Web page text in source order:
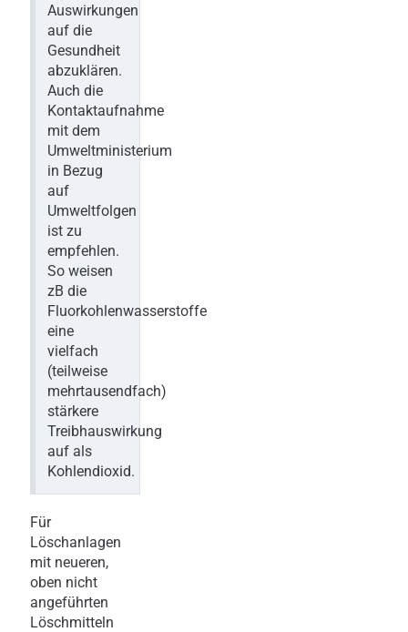
Auswirkungen
auf die
Gesundheit
abzuklären.
Auch die
Kontaktaufnahme
mit dem
Umweltministerium
in Bezug
auf
Umweltfolgen
ist zu
empfehlen.
So weisen
zB die
Fluorkohlenwasserstoffe
eine
vielfach
(teilweise
mehrtausendfach)
stärkere
Treibhauswirkung
auf als
Kohlendioxid.
Für
Löschanlagen
mit neueren,
oben nicht
angeführten
Löschmitteln